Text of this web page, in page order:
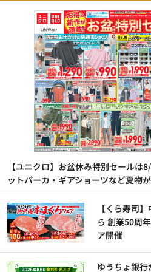
【ユニクロ】お盆休み特別セールは
ットパーカ・ギアショーツなど夏物
【くら寿司
ら 創業50周
ア開催
ゆうちょ銀